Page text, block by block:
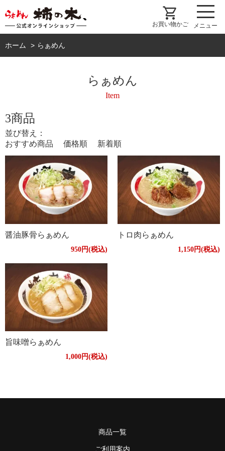
shopping_cart
お買い物かご メニュー
ホーム らぁめん
らぁめん
Item
3商品
並び替え：
おすすめ商品
価格順 新着順
醤油豚骨らぁめん
950円(税込)
トロ肉らぁめん
1,150円(税込)
旨味噌らぁめん
1,000円(税込)
商品一覧
ご利用案内